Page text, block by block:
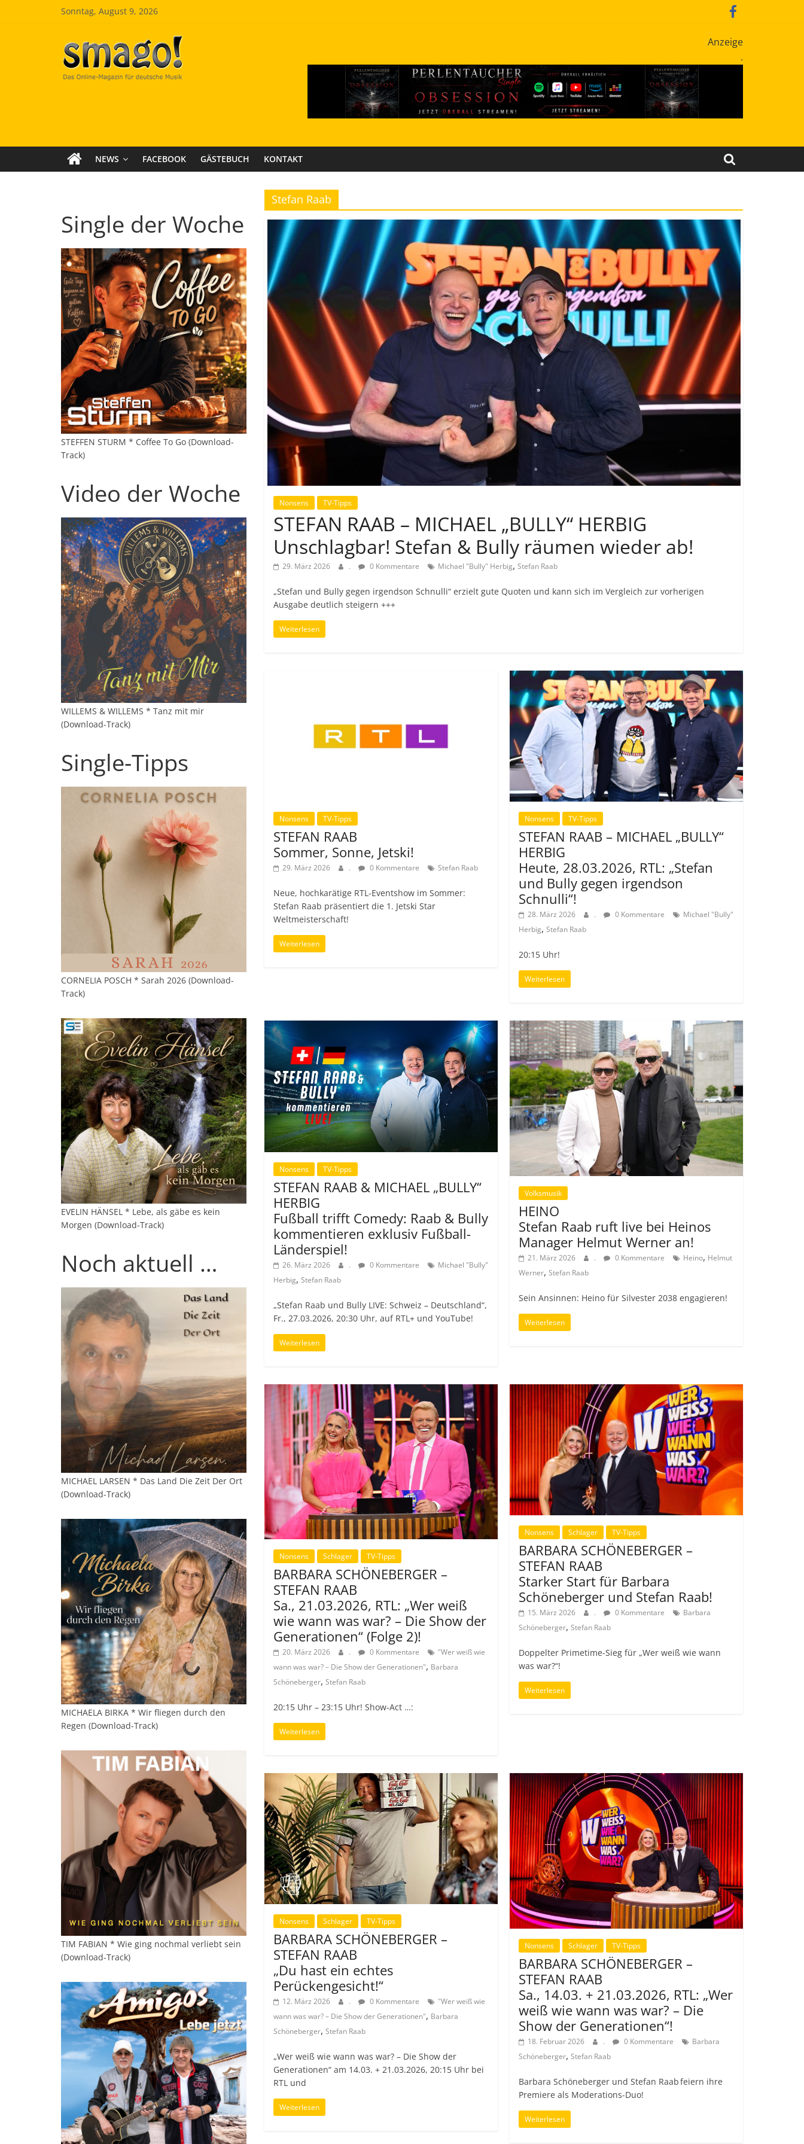
Sonntag, August 9, 2026
Smago
SchlagerMAGazinOnline
Anzeige
.
NEWS FACEBOOK GÄSTEBUCH KONTAKT
Stefan Raab
Nonsens TV-Tipps
STEFAN RAAB – MICHAEL „BULLY“ HERBIG
Unschlagbar! Stefan & Bully räumen wieder ab!
29. März 2026 . 0 Kommentare Michael "Bully" Herbig, Stefan Raab
„Stefan und Bully gegen irgendson Schnulli“ erzielt gute Quoten und kann sich im Vergleich zur vorherigen
Ausgabe deutlich steigern +++
Weiterlesen
Nonsens TV-Tipps
STEFAN RAAB
Sommer, Sonne, Jetski!
29. März 2026 . 0 Kommentare Stefan Raab
Neue, hochkarätige RTL-Eventshow im Sommer:
Stefan Raab präsentiert die 1. Jetski Star
Weltmeisterschaft!
Weiterlesen
Nonsens TV-Tipps
STEFAN RAAB – MICHAEL „BULLY“
HERBIG
Heute, 28.03.2026, RTL: „Stefan
und Bully gegen irgendson
Schnulli“!
28. März 2026 . 0 Kommentare
Michael "Bully"
Herbig,Stefan Raab
20:15 Uhr!
Weiterlesen
Nonsens TV-Tipps
STEFAN RAAB & MICHAEL „BULLY“
HERBIG
Fußball trifft Comedy: Raab & Bully
kommentieren exklusiv Fußball-
Länderspiel!
26. März 2026 . 0 Kommentare
Michael "Bully"
Herbig, Stefan Raab
„Stefan Raab und Bully LIVE: Schweiz – Deutschland“,
Fr., 27.03.2026, 20:30 Uhr, auf RTL+ und YouTube!
Weiterlesen
Volksmusik
HEINO
Stefan Raab ruft live bei Heinos
Manager Helmut Werner an!
21. März 2026 . 0 Kommentare Heino, Helmut
Werner,Stefan Raab
Sein Ansinnen: Heino für Silvester 2038 engagieren!
Weiterlesen
Nonsens Schlager TV-Tipps
BARBARA SCHÖNEBERGER –
STEFAN RAAB
Sa., 21.03.2026, RTL: „Wer weiß
wie wann was war? – Die Show der
Generationen“ (Folge 2)!
20. März 2026 . 0 Kommentare
"Wer weiß wie
wann was war? – Die Show der Generationen", Barbara
Schöneberger, Stefan Raab
20:15 Uhr – 23:15 Uhr! Show-Act …:
Weiterlesen
Nonsens Schlager TV-Tipps
BARBARA SCHÖNEBERGER –
STEFAN RAAB
Starker Start für Barbara
Schöneberger und Stefan Raab!
15. März 2026 . 0 Kommentare
Barbara
Schöneberger,Stefan Raab
Doppelter Primetime-Sieg für „Wer weiß wie wann
was war?“!
Weiterlesen
Nonsens Schlager TV-Tipps
BARBARA SCHÖNEBERGER –
STEFAN RAAB
„Du hast ein echtes
Perückengesicht!“
12. März 2026 . 0 Kommentare
"Wer weiß wie
wann was war? – Die Show der Generationen", Barbara
Schöneberger, Stefan Raab
„Wer weiß wie wann was war? – Die Show der
Generationen“ am 14.03. + 21.03.2026, 20:15 Uhr bei
RTL und
Weiterlesen
Nonsens Schlager TV-Tipps
BARBARA SCHÖNEBERGER –
STEFAN RAAB
Sa., 14.03. + 21.03.2026, RTL: „Wer
weiß wie wann was war? – Die
Show der Generationen“!
18. Februar 2026 . 0 Kommentare
Barbara
Schöneberger,Stefan Raab
Barbara Schöneberger und Stefan Raab feiern ihre
Premiere als Moderations-Duo!
Weiterlesen
Single der Woche
STEFFEN STURM * Coffee To Go (Download-
Track)
Video der Woche
WILLEMS & WILLEMS * Tanz mit mir
(Download-Track)
Single-Tipps
CORNELIA POSCH * Sarah 2026 (Download-
Track)
EVELIN HÄNSEL * Lebe, als gäbe es kein
Morgen (Download-Track)
Noch aktuell …
MICHAEL LARSEN * Das Land Die Zeit Der Ort
(Download-Track)
MICHAELA BIRKA * Wir fliegen durch den
Regen (Download-Track)
TIM FABIAN * Wie ging nochmal verliebt sein
(Download-Track)